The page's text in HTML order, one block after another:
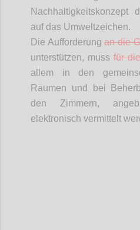
Nachhaltigkeitskonzept
auf das Umweltzeichen.
Die Aufforderungan die
unterstützen, muss für
allem in den
Räumen und bei
den Zimmern,
elektronisch vermittelt